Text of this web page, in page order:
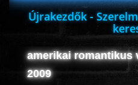
Újrakezdők -
amerikai romantikus
2009